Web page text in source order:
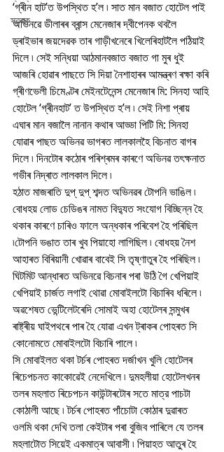
স্তৱক
‘গ্ৰীন হাট’ত উপস্থিত হ’ল ৷ সাত মান বজাত হোটেল পাই
অভিনৱে ডীলাৰৰ ব্ৰান্স মেনেজাৰ দ্বীপেনক থবলৈ
ড্ৰাইভাৰ জয়দেৱক তাৰ গাড়ীখনেৰে খিলেৰিহাটলৈ পঠিয়াই
দিলে ৷ সেই সন্ধিয়া আঠমানবজাত বজাত গা মুৰ ধুই
আজৰি হোৱাৰ পাছতে সি দিয়া নৈশাহাৰৰ আমন্ত্ৰণ ৰক্ষা কৰি
গ্ৰীণভেলী চিমেণ্টৰ মেইনটেনেন্স মেনেজাৰ মি: সিনহা আহি
হোটেল ‘গ্ৰীনহাট’ ত উপস্থিত হ’ল ৷ সেই নিশা প্ৰায়
এঘাৰ মান বজালৈ নানান কথাৰ আড্ডা পিটি মি: সিনহা
যোৱাৰ পাছত অভিনৱ ভাগৰত লালকালহৈ বিচনাত বাগৰ
দিলে ৷ দিনটোৰ কঠোৰ পৰিশ্ৰমৰ কাৰণে অভিনৱ তৎক্ষনাত
গভীৰ নিদ্ৰাত লালকাল দিলে ৷
হঠাত মাজৰাতি দুপ্ দুপ্ শব্দত অভিনৱৰ টোপনি ভাঙিল ৷
বোধহয় লোড চেডিঙৰ নামত বিদ্যুত সংযোগ বিচ্ছিন্ন হৈ
থকাৰ কাৰণে চাৰিও ফালে অন্ধকাৰ পৰিবেশ হৈ পৰিছিল
৷টোপনি ভঙাত তাৰ খুব পিয়াহো লাগিছিল ৷ বোধহয় নৈশ
আহাৰত বিৰিয়ানী খোৱাৰ বাবেই সি তৃষ্ণাতুৰ হৈ পৰিছিল ৷
ঘিটমিট আন্ধাৰত অভিনৱে বিচনাৰ পৰা উঠি গৈ খেপিয়াই
খেপিয়াই চাৰ্জত লগাই থোৱা মোবাইলটো বিচাৰিব ধৰিলে ৷
অৱশেষত ভেন্টিলেটৰেদি সোমাই অহা হোটেলৰ সন্মুখৰ
ৰাষ্ট্ৰীয় ঘাইপথৰে পাৰ হৈ যোৱা এখন ট্ৰাকৰ পোহৰত সি
কোনোমতে মোবাইলটো বিচাৰি পালে ৷
সি মোবাইলত থকা টৰ্চৰ পোহৰত দৰ্জাখন খুলি হোটেলৰ
ৰিচেপচনত কাকোৱেই নেদেখিলে ৷ দুমহলীয়া হোটেলখনৰ
তলৰ মহলাত ৰিচেপচন কাউন্টাৰটোৰ সতে মাত্র পাচটা
কোঠালী আছে ৷ টৰ্চৰ পোহৰত পাঁচোটা কোঠাৰ দুৱাৰত
ওলমি থকা দেখি তলা কেইটাৰ পৰা বুজিব পাৰিলে যে তলৰ
মহলাটোত সিয়েই একমাত্ৰ আবাসী ৷ পিয়াহত আতুৰ হৈ